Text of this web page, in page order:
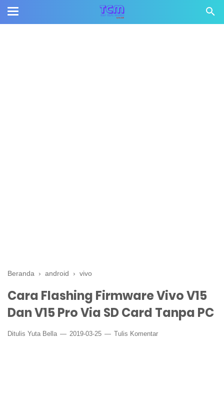
Beranda › android › vivo
Cara Flashing Firmware Vivo V15
Dan V15 Pro Via SD Card Tanpa PC
Ditulis Yuta Bella 2019-03-25 Tulis Komentar